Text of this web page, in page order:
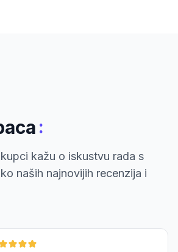
:
kažu o iskustvu rada s
naših najnovijih recenzija i